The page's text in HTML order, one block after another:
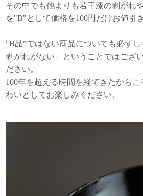
その中でも他よりも若干漆の剥がれ
を"B"として価格を100円だけお値引
"B品"ではない商品についても必ず
剥がれがない」ということではござ
ださい。
100年を超える時間を経てきたから
わいとしてお楽しみください。